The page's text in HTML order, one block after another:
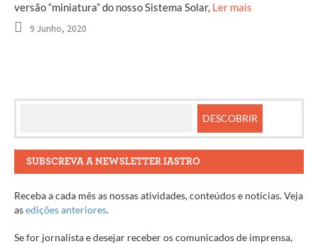
versão “miniatura” do nosso Sistema Solar, Ler mais
9 Junho, 2020
SUBSCREVA A NEWSLETTER IASTRO
Receba a cada mês as nossas atividades, conteúdos e notícias. Veja
asedições anteriores.
Se for jornalista e desejar receber os comunicados de imprensa,